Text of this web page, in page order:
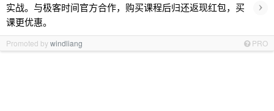
实战。与极客时间官方合作，购买课程后归还返现红包，买
课更优惠。
›
Promoted bywindliang PRO